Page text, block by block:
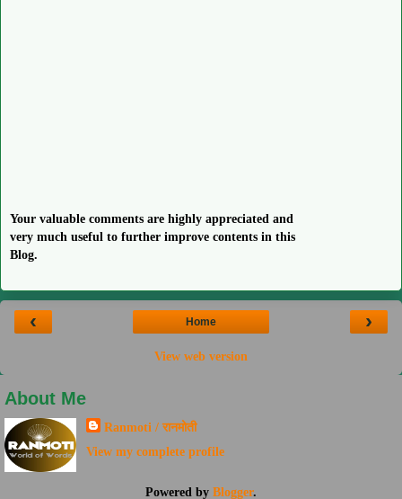
Your valuable comments are highly appreciated and
very much useful to further improve contents in this
Blog.
‹ ›
Home
View web version
About Me
Ranmoti / रानमोती
View my complete profile
Powered by Blogger.